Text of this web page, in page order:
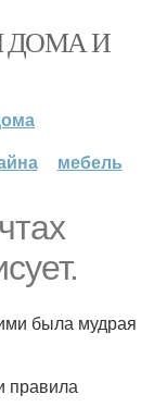
ДОМА И
мебель
была мудрая
правила